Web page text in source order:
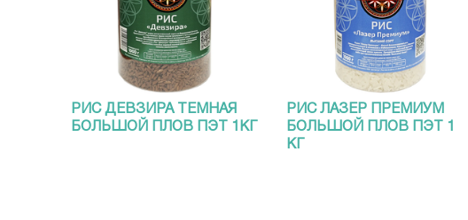
РИС ДЕВЗИРА ТЕМНАЯ
БОЛЬШОЙ ПЛОВ ПЭТ 1КГ
РИС ЛАЗЕР ПРЕМИУМ
БОЛЬШОЙ ПЛОВ ПЭТ 1
КГ